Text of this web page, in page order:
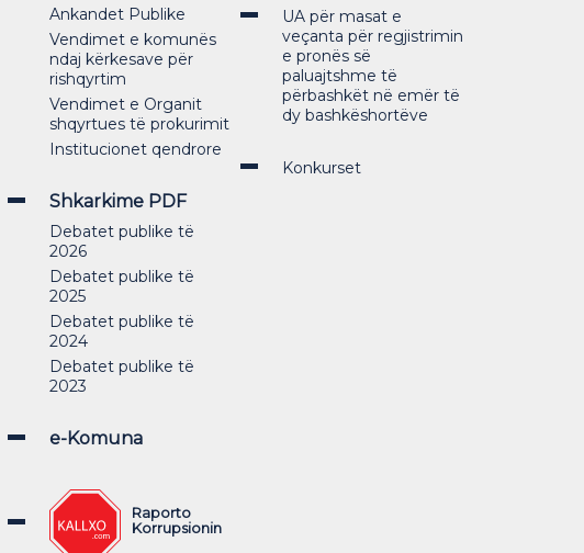
Ankandet Publike
Vendimet e komunës
ndaj kërkesave për
rishqyrtim
Vendimet e Organit
shqyrtues të prokurimit
Institucionet qendrore
Shkarkime PDF
Debatet publike të
2026
Debatet publike të
2025
Debatet publike të
2024
Debatet publike të
2023
e-Komuna
Raporto
Korrupsionin
UA për masat e
veçanta për regjistrimin
e pronës së
paluajtshme të
përbashkët në emër të
dy bashkëshortëve
Konkurset